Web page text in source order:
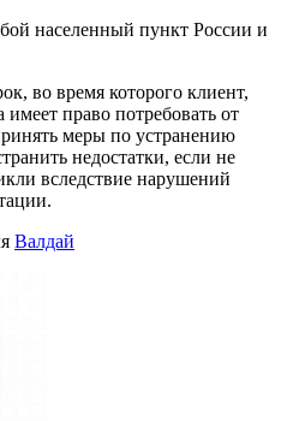
населенный пункт России и
во время которого клиент,
право потребовать от
меры по устранению
недостатки, если не
вследствие нарушений
Валдай